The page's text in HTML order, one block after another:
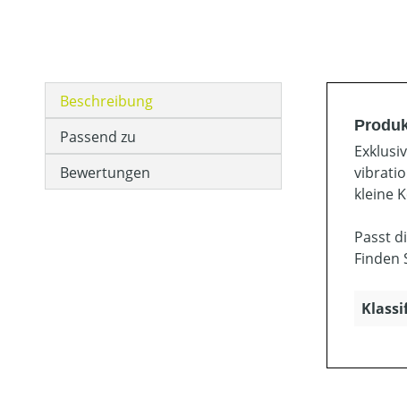
Beschreibung
Passend zu
Bewertungen
kleine
Passt
Finden